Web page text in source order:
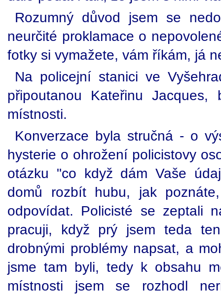
Rozumný důvod jsem se
neurčité proklamace o
fotky si vymažete, vám říkám, já
Na policejní stanici ve
připoutanou Kateřinu
místnosti.
Konverzace byla stručná - o
hysterie o ohrožení policistovy
otázku "co když dám Vaše
domů rozbít hubu, jak
odpovídat. Policisté se zeptali
pracuji, když prý jsem teda
drobnými problémy napsat, a
jsme tam byli, tedy k obsahu
místnosti jsem se rozhodl